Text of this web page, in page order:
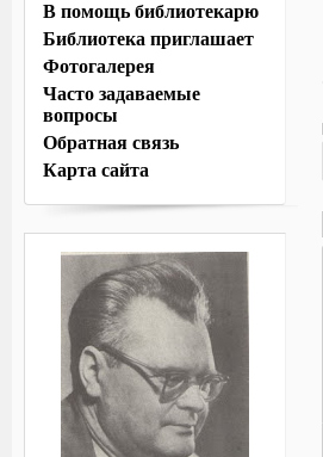
В помощь библиотекарю
Библиотека приглашает
Фотогалерея
Часто задаваемые
вопросы
Обратная связь
Карта сайта